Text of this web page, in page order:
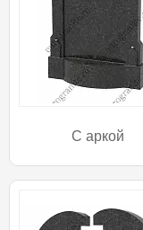
С аркой